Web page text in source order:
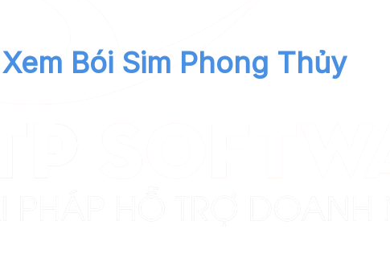
Xem Bói Sim Phong Thủy